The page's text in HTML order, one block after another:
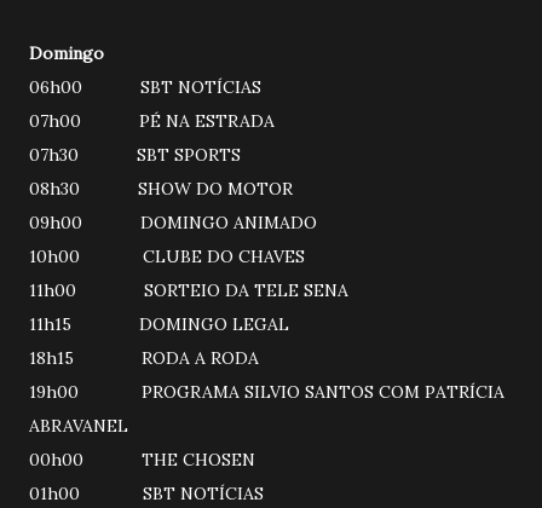
Domingo
06h00 SBT NOTÍCIAS
07h00 PÉ NA ESTRADA
07h30 SBT SPORTS
08h30 SHOW DO MOTOR
09h00 DOMINGO ANIMADO
10h00 CLUBE DO CHAVES
11h00 SORTEIO DA TELE SENA
11h15 DOMINGO LEGAL
18h15 RODA A RODA
19h00 PROGRAMA SILVIO SANTOS COM PATRÍCIA
ABRAVANEL
00h00 THE CHOSEN
01h00 SBT NOTÍCIAS